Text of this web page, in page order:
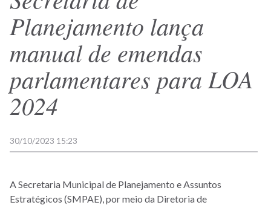
Planejamento lança
manual de emendas
parlamentares para LOA
2024
30/10/2023 15:23
A Secretaria Municipal de Planejamento e Assuntos
Estratégicos (SMPAE), por meio da Diretoria de